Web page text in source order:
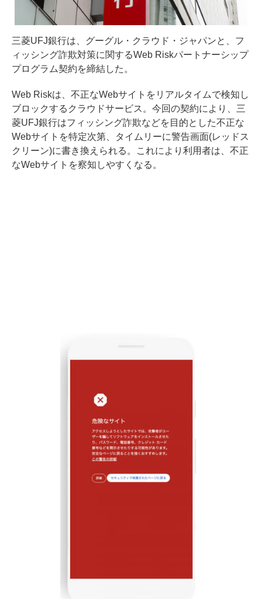
三菱UFJ銀行は、グーグル・クラウド・ジャパンと、フ
ィッシング詐欺対策に関するWeb Riskパートナーシップ
プログラム契約を締結した。
Web Riskは、不正なWebサイトをリアルタイムで検知し
ブロックするクラウドサービス。今回の契約により、三
菱UFJ銀行はフィッシング詐欺などを目的とした不正な
Webサイトを特定次第、タイムリーに警告画面(レッドス
クリーン)に書き換えられる。これにより利用者は、不正
なWebサイトを察知しやすくなる。